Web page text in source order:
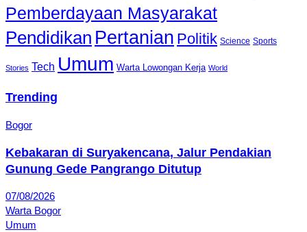
Pemberdayaan Masyarakat
Pendidikan Pertanian Politik Science Sports
Stories Tech Umum Warta Lowongan Kerja World
Trending
Bogor
Kebakaran di Suryakencana, Jalur Pendakian
Gunung Gede Pangrango Ditutup
07/08/2026
Warta Bogor
Umum